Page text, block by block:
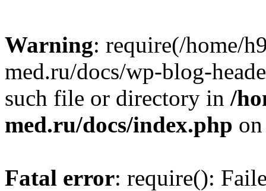
Warning: require(/home/
med.ru/docs/wp-blog-
such file or directory in /
med.ru/docs/index.php
Fatal error: require():